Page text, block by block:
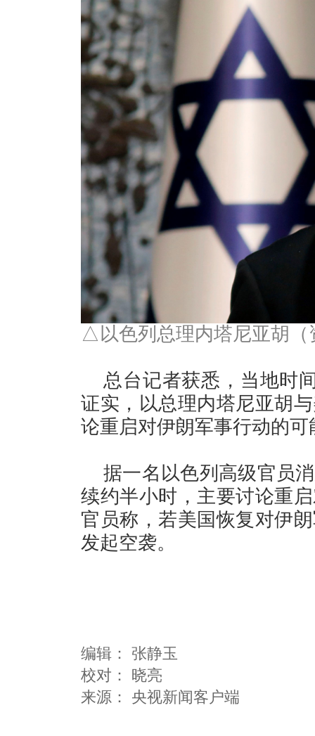
△以色列总理内塔尼亚胡（
总台记者获悉，当地时
证实，以总理内塔尼亚胡
论重启对伊朗军事行动的可
据一名以色列高级官员
续约半小时，主要讨论重
官员称，若美国恢复对伊
发起空袭。
编辑： 张静玉
校对： 晓亮